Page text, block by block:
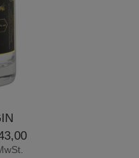
Preisspanne: